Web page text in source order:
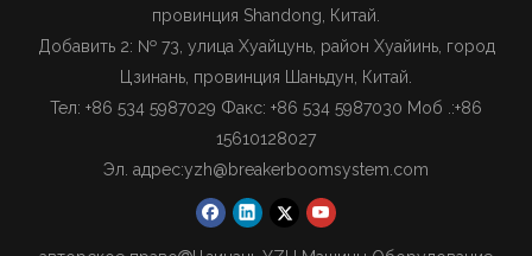
провинция Shandong, Китай.
Добавить 2: № 73, улица Хуайцунь, район Хуайинь, город
Цзинань, провинция Шаньдун, Китай.
Тел: +86 534 5987029 Факс: +86 534 5987030 Моб .:+86
15610128027
Эл. адрес:yzh@breakerboomsystem.com